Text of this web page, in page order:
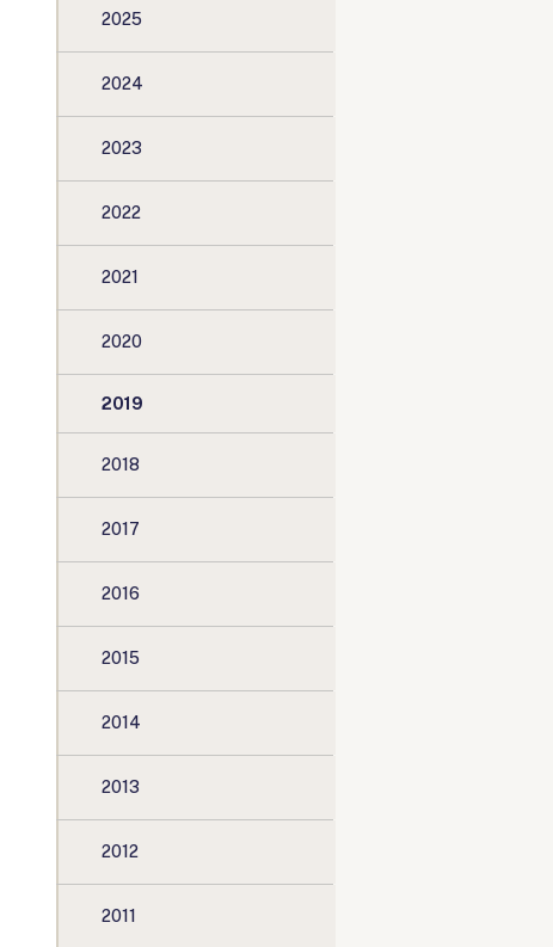
2025
2024
2023
2022
2021
2020
2019
2018
2017
2016
2015
2014
2013
2012
2011